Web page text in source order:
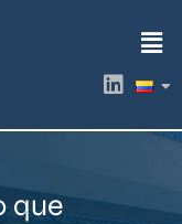
L
i
k
i
que